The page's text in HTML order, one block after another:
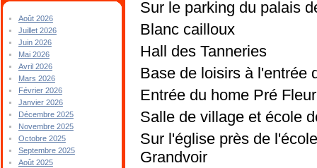
Août 2026
Juillet 2026
Juin 2026
Mai 2026
Avril 2026
Mars 2026
Février 2026
Janvier 2026
Décembre 2025
Novembre 2025
Octobre 2025
Septembre 2025
Août 2025
Sur le parking du palais
Blanc cailloux
Hall des Tanneries
Base de loisirs à l'entrée
Entrée du home Pré
Salle de village et école
Sur l'église près de
Grandvoir